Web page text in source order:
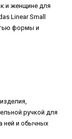
и женщине для
Linear Small
формы и
ручкой для
ней и обычных